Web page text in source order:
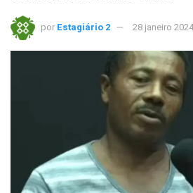
por Estagiário 2 28 janeiro